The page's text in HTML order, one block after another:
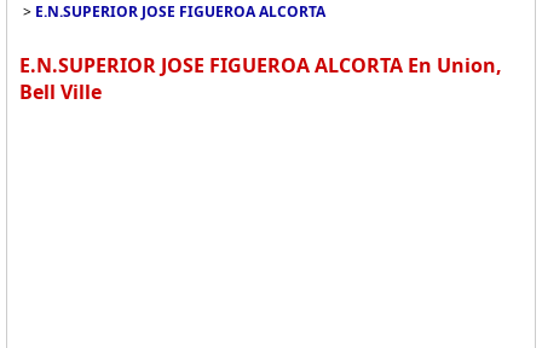
> E.N.SUPERIOR JOSE FIGUEROA ALCORTA
E.N.SUPERIOR JOSE FIGUEROA ALCORTA En Union,
Bell Ville